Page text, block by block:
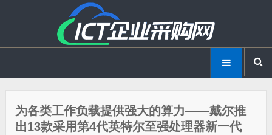
为各类工作负载提供强大的算力——戴尔推
出13款采用第4代英特尔至强处理器新一代